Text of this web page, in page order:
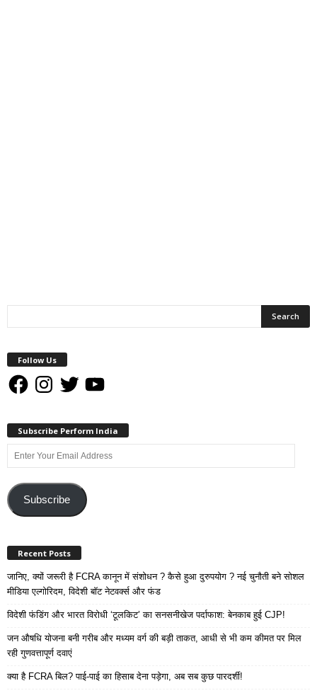
Follow Us
FacebookInstagram
Twitter YouTube
Subscribe Perform India
Enter
Your
AddressSubscribe
Recent Posts
जानिए, क्यों जरूरी है FCRA कानून में संशोधन ? कैसे हुआ दुरुपयोग ? नई चुनौती बने सोशल
मीडिया एल्गोरिदम, विदेशी बॉट नेटवर्क्स और फंड
विदेशी फंडिंग और भारत विरोधी ‘टूलकिट’ का सनसनीखेज पर्दाफाश: बेनकाब हुई CJP!
जन औषधि योजना बनी गरीब और मध्यम वर्ग की बड़ी ताकत, आधी से भी कम कीमत पर मिल
रही गुणवत्तापूर्ण दवाएं
क्या है FCRA बिल? पाई-पाई का हिसाब देना पड़ेगा, अब सब कुछ पारदर्शी!